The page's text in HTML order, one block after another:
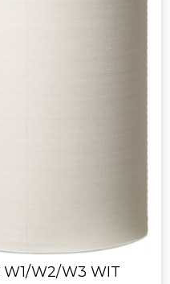
W1/W2/W3 WIT